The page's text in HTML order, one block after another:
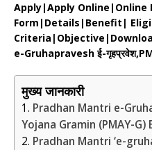
Apply|Apply
Form|Details|Benefit|
e-Gruhapravesh ई-
मुख्य जानकारी
Pradhan Mantri e-
Yojana Gramin (PMAY-
Pradhan Mantri ‘e-